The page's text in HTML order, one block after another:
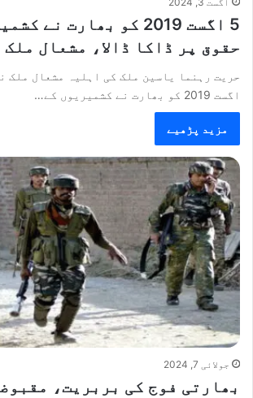
5 اگست 2019 کو بھارت نے
حقوق پر ڈاکا ڈالا، مشعال ملک
اگست 2019 کو بھارت نے کشمیریوں کے…
مزید پڑھیے
جولائی 7, 2024
بھارتی فوج کی بربریت،